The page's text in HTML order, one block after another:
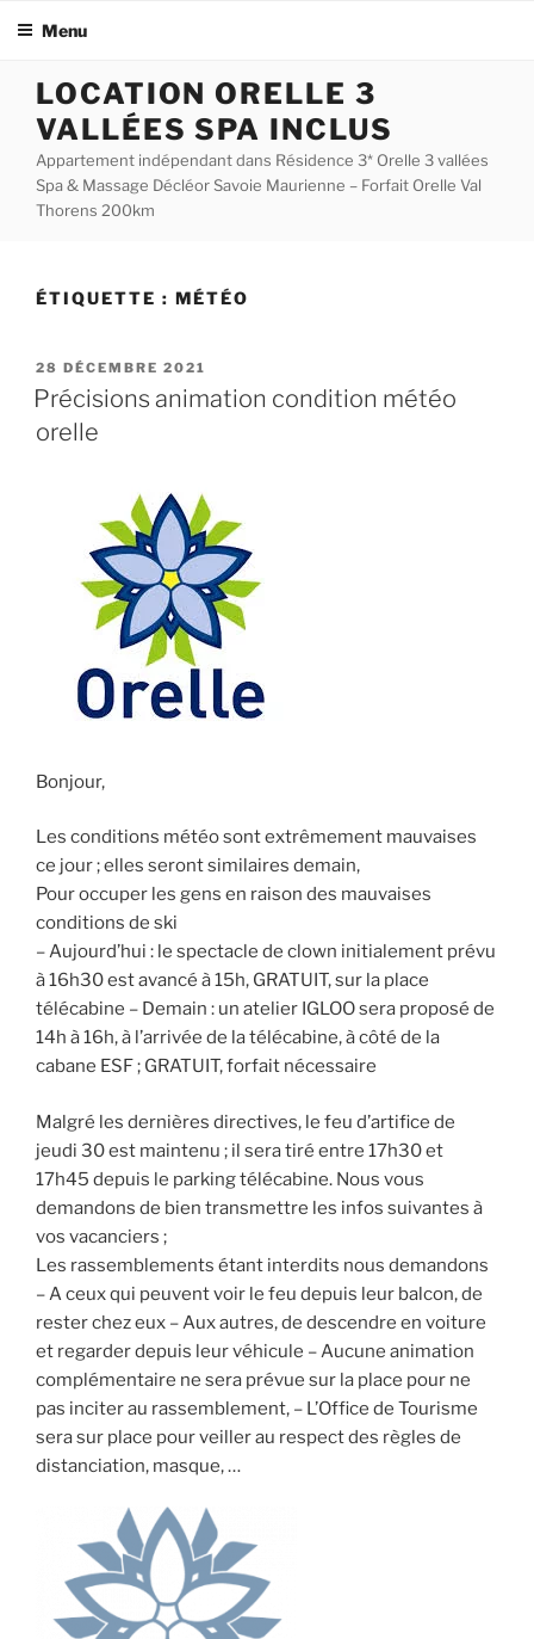
contenu
principal
LOCATION ORELLE 3
VALLÉES SPA INCLUS
Appartement indépendant dans Résidence 3* Orelle 3 vallées
Spa & Massage Décléor Savoie Maurienne – Forfait Orelle Val
Thorens 200km
Menu
ÉTIQUETTE : MÉTÉO
PUBLIÉ
LE
28 DÉCEMBRE 2021
Précisions animation condition météo
orelle
Bonjour,
Les conditions météo sont extrêmement mauvaises
ce jour ; elles seront similaires demain,
Pour occuper les gens en raison des mauvaises
conditions de ski
– Aujourd’hui : le spectacle de clown initialement prévu
à 16h30 est avancé à 15h, GRATUIT, sur la place
télécabine – Demain : un atelier IGLOO sera proposé de
14h à 16h, à l’arrivée de la télécabine, à côté de la
cabane ESF ; GRATUIT, forfait nécessaire
Malgré les dernières directives, le feu d’artifice de
jeudi 30 est maintenu ; il sera tiré entre 17h30 et
17h45 depuis le parking télécabine. Nous vous
demandons de bien transmettre les infos suivantes à
vos vacanciers ;
Les rassemblements étant interdits nous demandons
– A ceux qui peuvent voir le feu depuis leur balcon, de
rester chez eux – Aux autres, de descendre en voiture
et regarder depuis leur véhicule – Aucune animation
complémentaire ne sera prévue sur la place pour ne
pas inciter au rassemblement, – L’Office de Tourisme
sera sur place pour veiller au respect des règles de
distanciation, masque, …